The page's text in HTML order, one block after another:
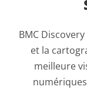
BMC
et la
meilleure